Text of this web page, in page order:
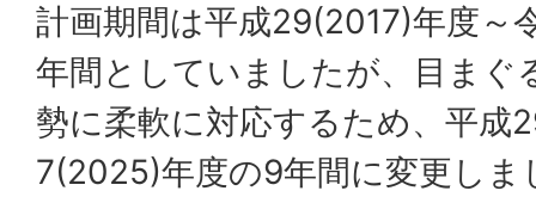
計画期間は平成29(2017)年度～
年間としていましたが、目まぐ
勢に柔軟に対応するため、平成
7(2025)年度の9年間に変更しま